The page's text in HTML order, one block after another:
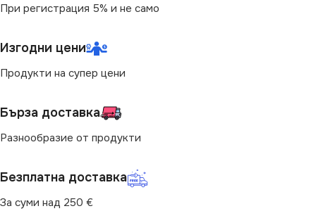
При регистрация 5% и не само
Изгодни цени
Продукти на супер цени
Бърза доставка
Разнообразие от продукти
Безплатна доставка
За суми над 250 €